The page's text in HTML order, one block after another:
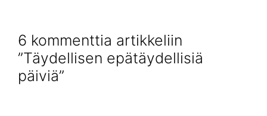
6 kommenttia artikkeliin
”Täydellisen epätäydellisiä
päiviä”